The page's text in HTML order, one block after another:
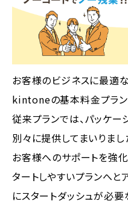
お客様のビジネスに最適
kintoneの基本料金プラン
従来プランでは、パッケー
別々に提供してまいりま
お客様へのサポートを強
タートしやすいプランへと
にスタートダッシュが必